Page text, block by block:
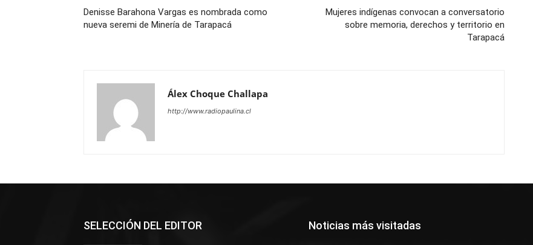
Denisse Barahona Vargas es nombrada como
nueva seremi de Minería de Tarapacá
Mujeres indígenas convocan a conversatorio
sobre memoria, derechos y territorio en
Tarapacá
Álex Choque Challapa
http://www.radiopaulina.cl
SELECCIÓN DEL EDITOR Noticias más visitadas